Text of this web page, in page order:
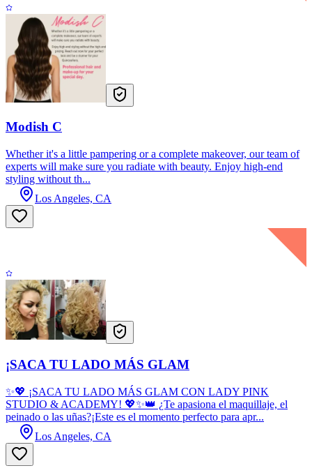
Modish C
Whether it's a little pampering or a complete makeover, our team of
experts will make sure you radiate with beauty. Enjoy high-end
styling without th...
Los Angeles, CA
¡SACA TU LADO MÁS GLAM
✨💖 ¡SACA TU LADO MÁS GLAM CON LADY PINK
STUDIO & ACADEMY! 💖✨👑 ¿Te apasiona el maquillaje, el
peinado o las uñas?¡Este es el momento perfecto para apr...
Los Angeles, CA